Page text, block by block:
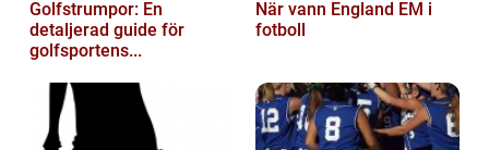
Golfstrumpor: En
detaljerad guide för
golfsportens...
När vann England EM i
fotboll